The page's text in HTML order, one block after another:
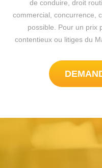
de conduire, droit
commercial, concurrence,
possible. Pour un prix
contentieux ou litiges du